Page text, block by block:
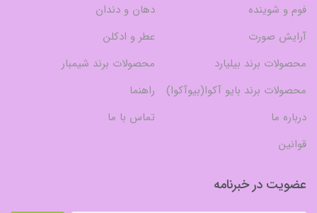
فوم و شوینده
دهان و دندان
آرایش صورت
عطر و ادکلن
محصولات برند بیلیارد
محصولات برند شیمبار
محصولات برند بایو آکوا(بیوآکوا)
راهنما
درباره ما
تماس با ما
قوانین
عضویت در خبرنامه